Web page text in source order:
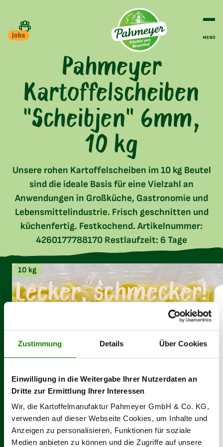
Zustimmung Details Über Cookies
Einwilligung in die Weitergabe Ihrer Nutzerdaten an
Dritte zur Ermittlung Ihrer Interessen
Wir, die Kartoffelmanufaktur Pahmeyer GmbH & Co. KG,
verwenden auf dieser Webseite Cookies, um Inhalte und
Anzeigen zu personalisieren, Funktionen für soziale
Medien anbieten zu können und die Zugriffe auf unsere
Jobs
Pahmeyer
Kartoffelscheiben
"Scheibjen" 6mm,
10 kg
Unsere rohen Kartoffelscheiben im 10 kg Beutel
sind die ideale Basis für eine Vielzahl an
Anwendungen in Großküche, Gastronomie und
Lebensmittelindustrie. Frisch geschnitten und
küchenfertig. Festkochend. Artikelnummer:
4260177788170 Restlaufzeit: 6 Tage
10 kg
Lecker, schmecker!
Mit 100% Ökostrom
produziert
Kartoffeln aus
heimischem Anbau
Ohne Zusatz von
Konservierungsstoffen
Ohne Zusatz von
Geschmacksverstärkern